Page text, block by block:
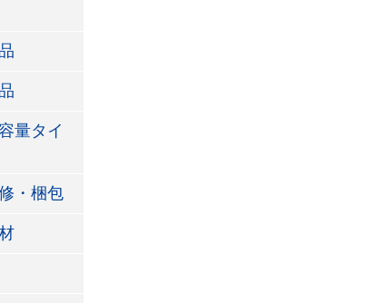
量タイ
・梱包